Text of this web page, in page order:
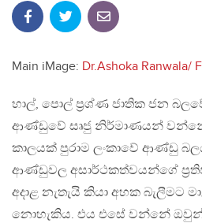
Main iMage: Dr.Ashoka Ranwala/
හාල්, පොල් ප්‍රශ්ණ ජාතික ජන
ආණ්ඩුවේ සෘජු නිර්මාණයන්
කාලයක් පුරාම ලංකාවේ ආණ්ඩු
ආණ්ඩුවල අසාර්ථකත්වයන්ගේ
අදාළ නැතැයි කියා අහක බැලීමට
නොහැකිය. එය එසේ වන්නේ